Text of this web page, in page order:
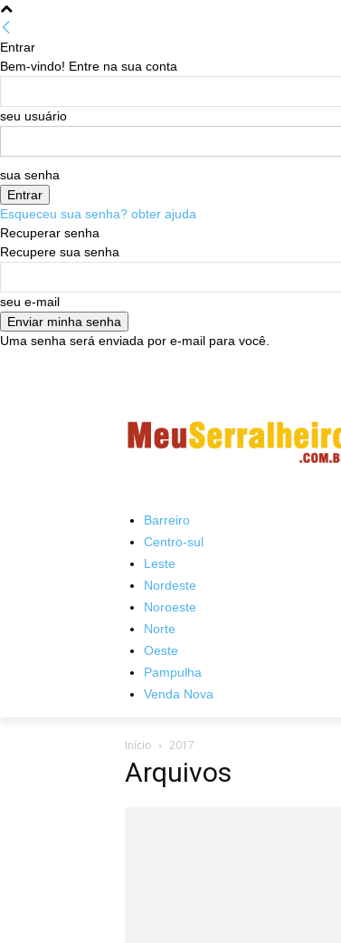
Entrar
Bem-vindo! Entre na sua conta
seu usuário
sua senha
Esqueceu sua senha? obter ajuda
Recuperar senha
Recupere sua senha
seu e-mail
Uma senha será enviada por e-mail para você.
Barreiro
Centro-sul
Leste
Nordeste
Noroeste
Norte
Oeste
Pampulha
Venda Nova
Início 2017
Arquivos